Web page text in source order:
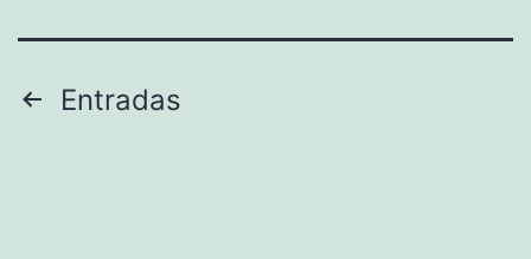
Paginación
Entradas